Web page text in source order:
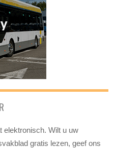
elektronisch. Wilt u uw
gratis lezen, geef ons